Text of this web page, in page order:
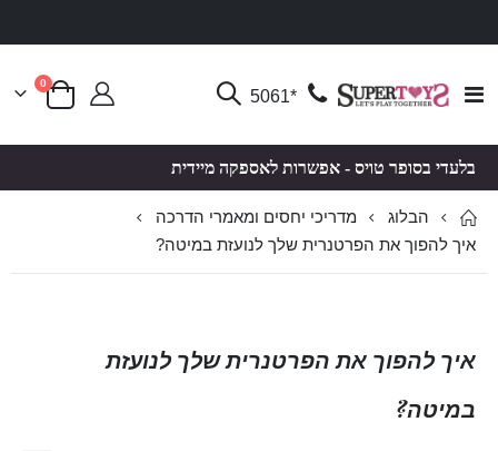
Toggle
*5061 סל קניות
0פריטים
בלעדי בסופר טויס - אפשרות לאספקה מיידית
הבלוג
מדריכי יחסים ומאמרי הדרכה
איך להפוך את הפרטנרית שלך לנועזת במיטה?
איך להפוך את הפרטנרית שלך לנועזת
במיטה?